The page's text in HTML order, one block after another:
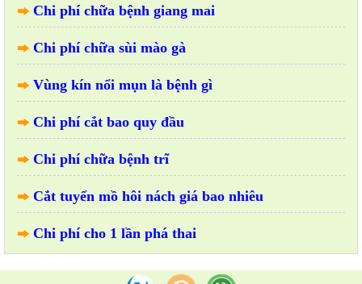
Chi phí chữa bệnh giang mai
Chi phí chữa sùi mào gà
Vùng kín nổi mụn là bệnh gì
Chi phí cắt bao quy đầu
Chi phí chữa bệnh trĩ
Cắt tuyến mồ hôi nách giá bao nhiêu
Chi phí cho 1 lần phá thai